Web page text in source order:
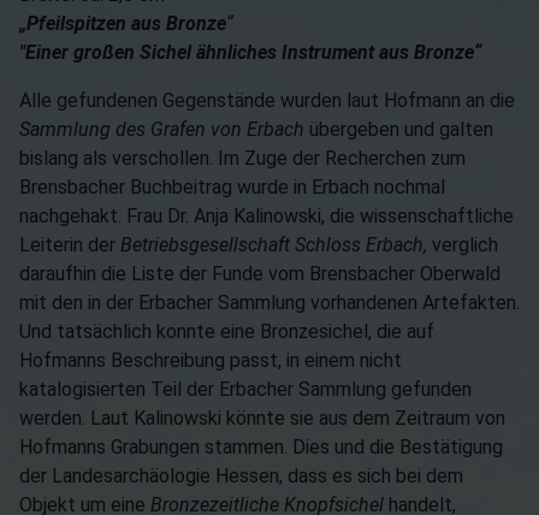
„Pfeilspitzen aus Bronze“
"Einer großen Sichel ähnliches Instrument aus Bronze“
Alle gefundenen Gegenstände wurden laut Hofmann an die
Sammlung des Grafen von Erbach übergeben und galten
bislang als verschollen. Im Zuge der Recherchen zum
Brensbacher Buchbeitrag wurde in Erbach nochmal
nachgehakt. Frau Dr. Anja Kalinowski, die wissenschaftliche
Leiterin der Betriebsgesellschaft Schloss Erbach, verglich
daraufhin die Liste der Funde vom Brensbacher Oberwald
mit den in der Erbacher Sammlung vorhandenen Artefakten.
Und tatsächlich konnte eine Bronzesichel, die auf
Hofmanns Beschreibung passt, in einem nicht
katalogisierten Teil der Erbacher Sammlung gefunden
werden. Laut Kalinowski könnte sie aus dem Zeitraum von
Hofmanns Grabungen stammen. Dies und die Bestätigung
der Landesarchäologie Hessen, dass es sich bei dem
Objekt um eine Bronzezeitliche Knopfsichel handelt,